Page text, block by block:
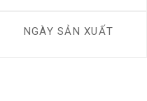
NGÀY SẢN XUẤT